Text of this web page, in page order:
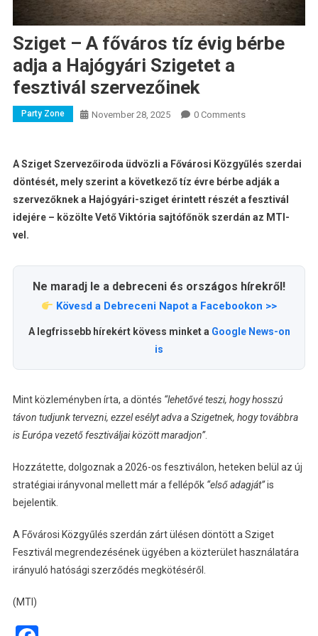
Sziget – A főváros tíz évig bérbe
adja a Hajógyári Szigetet a
fesztivál szervezőinek
Party Zone November 28, 2025 0 Comments
A Sziget Szervezőiroda üdvözli a Fővárosi Közgyűlés szerdai
döntését, mely szerint a következő tíz évre bérbe adják a
szervezőknek a Hajógyári-sziget érintett részét a fesztivál
idejére – közölte Vető Viktória sajtófőnök szerdán az MTI-
vel.
Ne maradj le a debreceni és országos hírekről!
Kövesd a Debreceni Napot a Facebookon >>
A legfrissebb hírekért kövess minket a Google News-on
is
Mint közleményben írta, a döntés “lehetővé teszi, hogy hosszú
távon tudjunk tervezni, ezzel esélyt adva a Szigetnek, hogy továbbra
is Európa vezető fesztiváljai között maradjon”.
Hozzátette, dolgoznak a 2026-os fesztiválon, heteken belül az új
stratégiai irányvonal mellett már a fellépők“első adagját”is
bejelentik.
A Fővárosi Közgyűlés szerdán zárt ülésen döntött a Sziget
Fesztivál megrendezésének ügyében a közterület használatára
irányuló hatósági szerződés megkötéséről.
(MTI)